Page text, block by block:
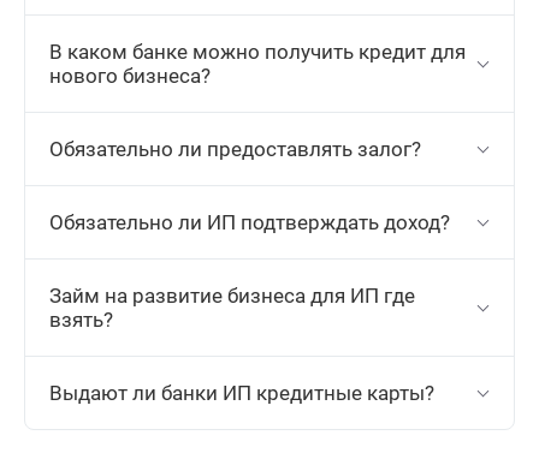
В каком банке можно получить кредит для
нового бизнеса?
Обязательно ли предоставлять залог?
Обязательно ли ИП подтверждать доход?
Займ на развитие бизнеса для ИП где
взять?
Выдают ли банки ИП кредитные карты?